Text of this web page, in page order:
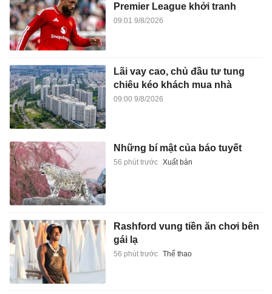
Premier League khởi tranh
09:01 9/8/2026
Lãi vay cao, chủ đầu tư tung
chiêu kéo khách mua nhà
09:00 9/8/2026
Những bí mật của báo tuyết
56 phút trước Xuất bản
Rashford vung tiền ăn chơi bên
gái lạ
56 phút trước Thể thao